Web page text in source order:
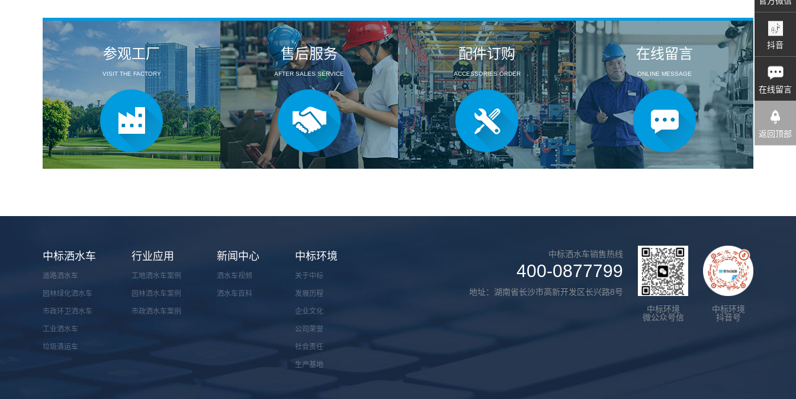
参观工厂
VISIT THE FACTORY
售后服务
AFTER SALES SERVICE
配件订购
ACCESSORIES ORDER
在线留言
ONLINE MESSAGE
抖音
在线留言
返回顶部
中标洒水车
道路洒水车
园林绿化洒水车
市政环卫洒水车
工业洒水车
垃圾清运车
行业应用
工地洒水车案例
园林洒水车案例
市政洒水车案例
新闻中心
洒水车视频
洒水车百科
中标环境
关于中标
发展历程
企业文化
公司荣誉
社会责任
生产基地
中标洒水车销售热线
400-0877799
地址：湖南省长沙市高新开发区长兴路8号
中标环境
微公众号信
中标环境
抖音号